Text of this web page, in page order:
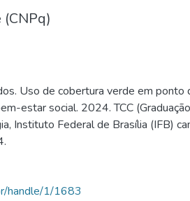
Uso de cobertura verde em ponto
estar social. 2024. TCC
Instituto Federal de Brasília (IFB)
handle/1/1683